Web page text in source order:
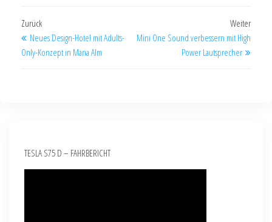
Zurück
Neues Design-Hotel mit Adults-
Only-Konzept in Maria Alm
Weiter
Mini One Sound verbessern mit High
Power Lautsprecher
TESLA S75 D – FAHRBERICHT